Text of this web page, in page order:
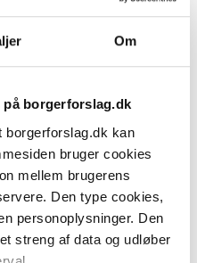
Om
borgerforslag.dk
borgerforslag.dk kan
bruger cookies
mellem brugerens
Den type cookies,
personoplysninger. Den
streng af data og udløber
opstiller klare
for,
samarbejde og
Det er på tide, at